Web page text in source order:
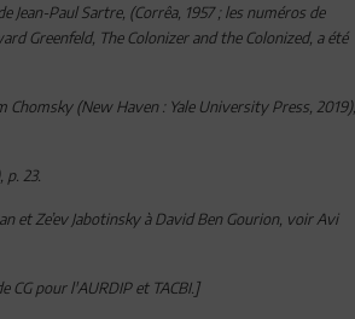
Paul Sartre, (Corrêa, 1957 ; les numéros de
Greenfeld, The Colonizer and the Colonized, a été
(New Haven : Yale University Press, 2019),
23.
et Ze’ev Jabotinsky à David Ben Gourion, voir Avi
CG pour l'AURDIP et TACBI.]